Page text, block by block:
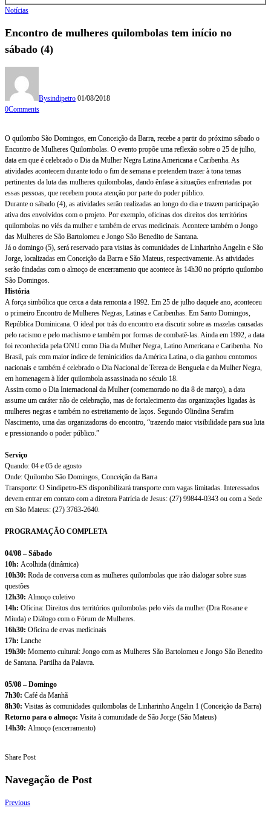
Notícias
Encontro de mulheres quilombolas tem início no
sábado (4)
Bysindipetro 01/08/2018
0Comments
O quilombo São Domingos, em Conceição da Barra, recebe a partir do próximo sábado o
Encontro de Mulheres Quilombolas. O evento propõe uma reflexão sobre o 25 de julho,
data em que é celebrado o Dia da Mulher Negra Latina Americana e Caribenha. As
atividades acontecem durante todo o fim de semana e pretendem trazer à tona temas
pertinentes da luta das mulheres quilombolas, dando ênfase à situações enfrentadas por
essas pessoas, que recebem pouca atenção por parte do poder público.
Durante o sábado (4), as atividades serão realizadas ao longo do dia e trazem participação
ativa dos envolvidos com o projeto. Por exemplo, oficinas dos direitos dos territórios
quilombolas no viés da mulher e também de ervas medicinais. Acontece também o Jongo
das Mulheres de São Bartolomeu e Jongo São Benedito de Santana.
Já o domingo (5), será reservado para visitas às comunidades de Linharinho Angelin e São
Jorge, localizadas em Conceição da Barra e São Mateus, respectivamente. As atividades
serão findadas com o almoço de encerramento que acontece às 14h30 no próprio quilombo
São Domingos.
História
A força simbólica que cerca a data remonta a 1992. Em 25 de julho daquele ano, aconteceu
o primeiro Encontro de Mulheres Negras, Latinas e Caribenhas. Em Santo Domingos,
República Dominicana. O ideal por trás do encontro era discutir sobre as mazelas causadas
pelo racismo e pelo machismo e também por formas de combatê-las. Ainda em 1992, a data
foi reconhecida pela ONU como Dia da Mulher Negra, Latino Americana e Caribenha. No
Brasil, país com maior índice de feminícidios da América Latina, o dia ganhou contornos
nacionais e também é celebrado o Dia Nacional de Tereza de Benguela e da Mulher Negra,
em homenagem à líder quilombola assassinada no século 18.
Assim como o Dia Internacional da Mulher (comemorado no dia 8 de março), a data
assume um caráter não de celebração, mas de fortalecimento das organizações ligadas às
mulheres negras e também no estreitamento de laços. Segundo Olindina Serafim
Nascimento, uma das organizadoras do encontro, “trazendo maior visibilidade para sua luta
e pressionando o poder público.”
Serviço
Quando: 04 e 05 de agosto
Onde: Quilombo São Domingos, Conceição da Barra
Transporte: O Sindipetro-ES disponibilizará transporte com vagas limitadas. Interessados
devem entrar em contato com a diretora Patrícia de Jesus: (27) 99844-0343 ou com a Sede
em São Mateus: (27) 3763-2640.
PROGRAMAÇÃO COMPLETA
04/08 – Sábado
10h: Acolhida (dinâmica)
10h30: Roda de conversa com as mulheres quilombolas que irão dialogar sobre suas
questões
12h30: Almoço coletivo
14h: Oficina: Direitos dos territórios quilombolas pelo viés da mulher (Dra Rosane e
Miuda) e Diálogo com o Fórum de Mulheres.
16h30: Oficina de ervas medicinais
17h: Lanche
19h30: Momento cultural: Jongo com as Mulheres São Bartolomeu e Jongo São Benedito
de Santana. Partilha da Palavra.
05/08 – Domingo
7h30: Café da Manhã
8h30: Visitas às comunidades quilombolas de Linharinho Angelin 1 (Conceição da Barra)
Retorno para o almoço: Visita à comunidade de São Jorge (São Mateus)
14h30: Almoço (encerramento)
Share Post
Navegação de Post
Previous